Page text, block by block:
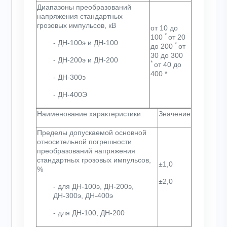
Диапазоны преобразований
напряжения стандартных
грозовых импульсов, кВ
- ДН-100э и ДН-100
- ДН-200э и ДН-200
- ДН-300э
- ДН-400Э
от 10 до
100 * от 20
до 200 * от
30 до 300
* от 40 до
400 *
Наименование характеристики Значение
Пределы допускаемой основной
относительной погрешности
преобразований напряжения
стандартных грозовых импульсов,
%
- для ДН-100э, ДН-200э,
ДН-300э, ДН-400э
- для ДН-100, ДН-200
±1,0
±2,0